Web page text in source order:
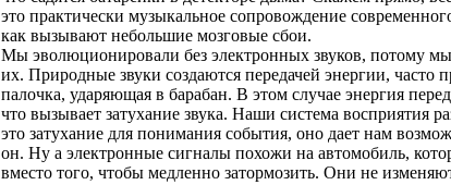
это практически музыкальное сопровождение
как вызывают небольшие мозговые сбои.
Мы эволюционировали без электронных звуков, потому
их. Природные звуки создаются передачей энергии, часто
палочка, ударяющая в барабан. В этом случае энергия
что вызывает затухание звука. Наши система восприятия
это затухание для понимания события, оно дает нам
он. Ну а электронные сигналы похожи на автомобиль,
вместо того, чтобы медленно затормозить. Они не